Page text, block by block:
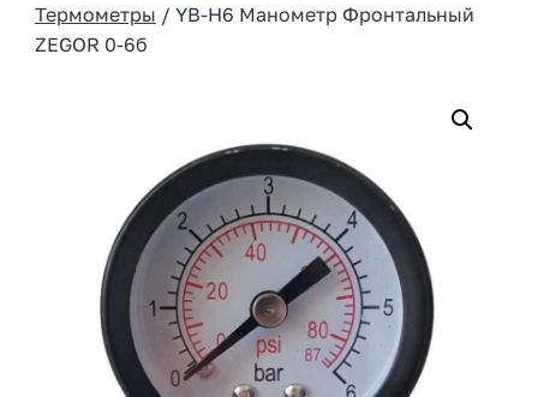
Термометры / YB-H6 Манометр Фронтальный
ZEGOR 0-6б